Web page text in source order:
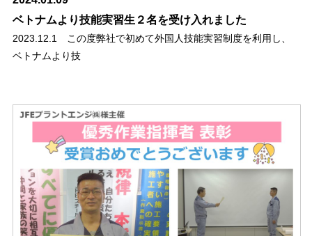
ベトナムより技能実習生２名を受け入れました
2023.12.1 この度弊社で初めて外国人技能実習制度を利用し、
ベトナムより技